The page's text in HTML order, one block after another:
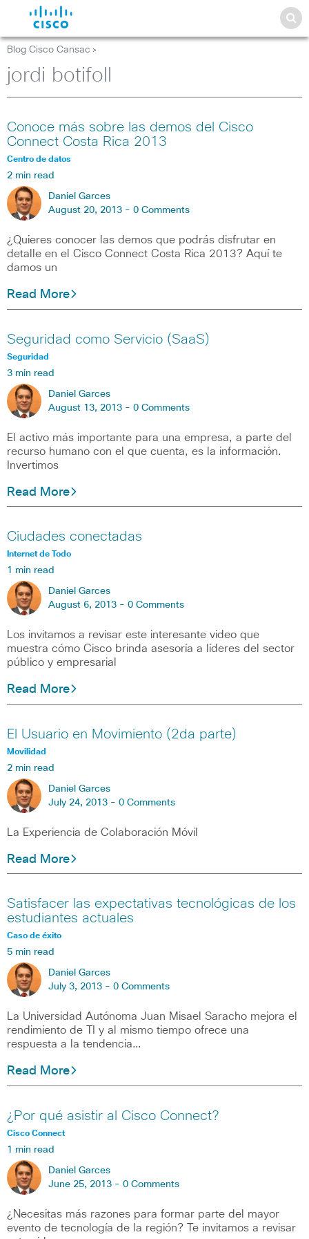
Blog Cisco Cansac >
jordi botifoll
Conoce más sobre las demos del Cisco
Connect Costa Rica 2013
Centro de datos
2 min read
Daniel Garces
August 20, 2013 - 0 Comments
¿Quieres conocer las demos que podrás disfrutar en
detalle en el Cisco Connect Costa Rica 2013? Aquí te
damos un
Read More
Seguridad como Servicio (SaaS)
Seguridad
3 min read
Daniel Garces
August 13, 2013 - 0 Comments
El activo más importante para una empresa, a parte del
recurso humano con el que cuenta, es la información.
Invertimos
Read More
Ciudades conectadas
Internet de Todo
1 min read
Daniel Garces
August 6, 2013 - 0 Comments
Los invitamos a revisar este interesante video que
muestra cómo Cisco brinda asesoría a líderes del sector
público y empresarial
Read More
El Usuario en Movimiento (2da parte)
Movilidad
2 min read
Daniel Garces
July 24, 2013 - 0 Comments
La Experiencia de Colaboración Móvil
Read More
Satisfacer las expectativas tecnológicas de los
estudiantes actuales
Caso de éxito
5 min read
Daniel Garces
July 3, 2013 - 0 Comments
La Universidad Autónoma Juan Misael Saracho mejora el
rendimiento de TI y al mismo tiempo ofrece una
respuesta a la tendencia…
Read More
¿Por qué asistir al Cisco Connect?
Cisco Connect
1 min read
Daniel Garces
June 25, 2013 - 0 Comments
¿Necesitas más razones para formar parte del mayor
evento de tecnología de la región? Te invitamos a revisar